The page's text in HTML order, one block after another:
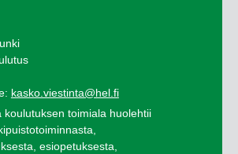
kasko.viestinta@hel.fi
koulutuksen toimiala huolehtii
esiopetuksesta,